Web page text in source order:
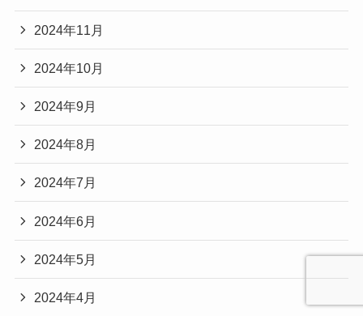
2024年11月
2024年10月
2024年9月
2024年8月
2024年7月
2024年6月
2024年5月
2024年4月